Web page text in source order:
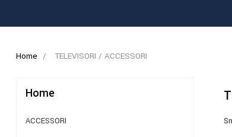
Home TELEVISORI / ACCESSORI
Home
ACCESSORI